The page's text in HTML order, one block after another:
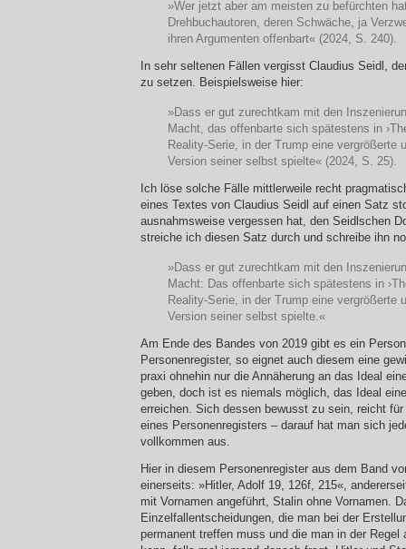
»Wer jetzt aber am meisten zu befürchten
Drehbuchautoren, deren Schwäche, ja
ihren Argumenten offenbart« (2024, S. 240).
In sehr seltenen Fällen vergisst Claudius Seidl,
zu setzen. Beispielsweise hier:
»Dass er gut zurechtkam mit den
Macht, das offenbarte sich spätestens in
Reality-Serie, in der Trump eine vergrößerte
Version seiner selbst spielte« (2024, S. 25).
Ich löse solche Fälle mittlerweile recht
eines Textes von Claudius Seidl auf einen Satz
ausnahmsweise vergessen hat, den Seidlschen
streiche ich diesen Satz durch und schreibe ihn
»Dass er gut zurechtkam mit den
Macht: Das offenbarte sich spätestens in
Reality-Serie, in der Trump eine vergrößerte
Version seiner selbst spielte.«
Am Ende des Bandes von 2019 gibt es ein
Personenregister, so eignet auch diesem eine
praxi ohnehin nur die Annäherung an das Ideal
geben, doch ist es niemals möglich, das Ideal
erreichen. Sich dessen bewusst zu sein, reicht
eines Personenregisters – darauf hat man sich
vollkommen aus.
Hier in diesem Personenregister aus dem Band
einerseits: »Hitler, Adolf 19, 126f, 215«,
mit Vornamen angeführt, Stalin ohne Vornamen.
Einzelfallentscheidungen, die man bei der
permanent treffen muss und die man in der Regel